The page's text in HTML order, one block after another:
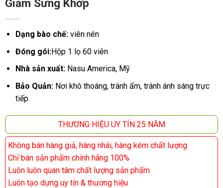
Giảm Sưng Khớp
Dạng bào chế: viên nén
Đóng gói:Hộp 1 lọ60 viên
Nhà sản xuất: Nasu America, Mỹ
Bảo Quản: Nơi khô thoáng, tránh ẩm, tránh ánh sáng trực
tiếp.
THƯƠNG HIỆU UY TÍN 25 NĂM
Không bán hàng giả, hàng nhái, hàng kém chất lượng
Chỉ bán sản phẩm chính hãng 100%
Luôn luôn quan tâm chất lượng sản phẩm
Luôn tạo dựng uy tín & thương hiệu